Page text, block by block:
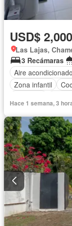
USD$
Las Lajas,
3 Recámaras
Aire acondicionado
Zona infantil
Vista panorámica
Hace 1 semana, 3